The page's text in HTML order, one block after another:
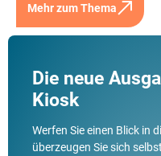
Mehr zum Thema
Die neue
Kiosk
Werfen Sie einen Blick in
überzeugen Sie sich